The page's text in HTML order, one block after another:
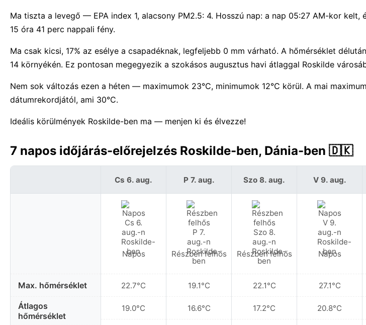
Ma tiszta a levegő — EPA index 1, alacsony PM2.5: 4. Hosszú nap: a nap 05:27 AM-kor
15 óra 41 perc nappali fény.
Ma csak kicsi, 17% az esélye a csapadéknak, legfeljebb 0 mm várható. A hőmérséklet
14 környékén. Ez pontosan megegyezik a szokásos augusztus havi átlaggal Roskilde
Nem sok változás ezen a héten — maximumok 23°C, minimumok 12°C körül. A mai
dátumrekordjától, ami 30°C.
Ideális körülmények Roskilde-ben ma — menjen ki és élvezze!
7 napos időjárás-előrejelzés Roskilde-ben, Dánia-ben 🇩🇰
Max. hőmérséklet
Átlagos
hőmérséklet
Cs 6. aug.
Napos
22.7°C
19.0°C
P 7. aug.
Részben felhős
19.1°C
16.6°C
Szo 8. aug.
Részben felhős
22.1°C
17.2°C
V 9. aug.
Napos
27.1°C
20.8°C